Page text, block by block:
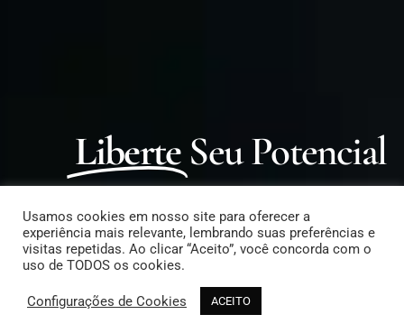
Liberte Seu Potencial
Como Posso Ajudar?
25+ anos de experiência em liderança no
Brasil e no exterior esperando para
Usamos cookies em nosso site para oferecer a
experiência mais relevante, lembrando suas preferências e
visitas repetidas. Ao clicar “Aceito”, você concorda com o
uso de TODOS os cookies.
Configurações de Cookies ACEITO